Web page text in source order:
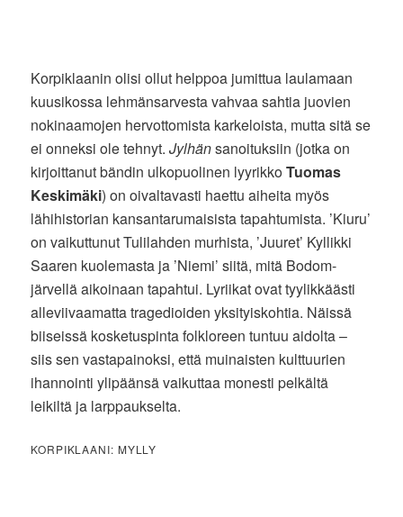
Korpiklaanin olisi ollut helppoa jumittua laulamaan
kuusikossa lehmänsarvesta vahvaa sahtia juovien
nokinaamojen hervottomista karkeloista, mutta sitä se
ei onneksi ole tehnyt.Jylhänsanoituksiin (jotka on
kirjoittanut bändin ulkopuolinen lyyrikkoTuomas
Keskimäki) on oivaltavasti haettu aiheita myös
lähihistorian kansantarumaisista tapahtumista. ’Kiuru’
on vaikuttunut Tulilahden murhista, ’Juuret’ Kyllikki
Saaren kuolemasta ja ’Niemi’ siitä, mitä Bodom-
järvellä aikoinaan tapahtui. Lyriikat ovat tyylikkäästi
alleviivaamatta tragedioiden yksityiskohtia. Näissä
biiseissä kosketuspinta folkloreen tuntuu aidolta –
siis sen vastapainoksi, että muinaisten kulttuurien
ihannointi ylipäänsä vaikuttaa monesti pelkältä
leikiltä ja larppaukselta.
KORPIKLAANI: MYLLY